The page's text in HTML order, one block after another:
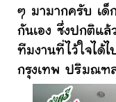
ๆ มามากครับ เด็
กันเอง ซึ่งปกติแล้
ทีมงานที่ไว้ใจได้
กรุงเทพ ปริมณฑ